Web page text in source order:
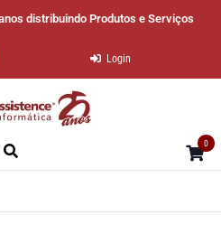
distribuindo Produtos e Serviços
Login
0